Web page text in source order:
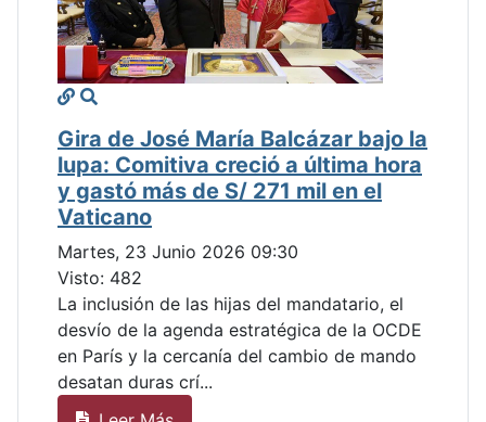
Gira de José María Balcázar bajo la
lupa: Comitiva creció a última hora
y gastó más de S/ 271 mil en el
Vaticano
Martes, 23 Junio 2026 09:30
Visto: 482
La inclusión de las hijas del mandatario, el
desvío de la agenda estratégica de la OCDE
en París y la cercanía del cambio de mando
desatan duras crí...